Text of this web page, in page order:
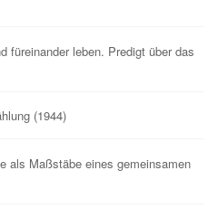
füreinander leben. Predigt über das
(1944)
als Maßstäbe eines gemeinsamen